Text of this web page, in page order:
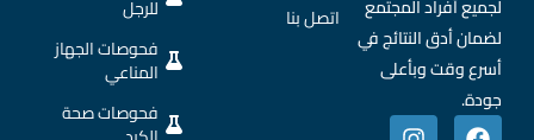
لجميع أفراد المجتمع
لضمان أدق النتائج في
أسرع وقت وبأعلى
جودة.
اتصل بنا
للرجل
فحوصات الجهاز
المناعي
فحوصات صحة